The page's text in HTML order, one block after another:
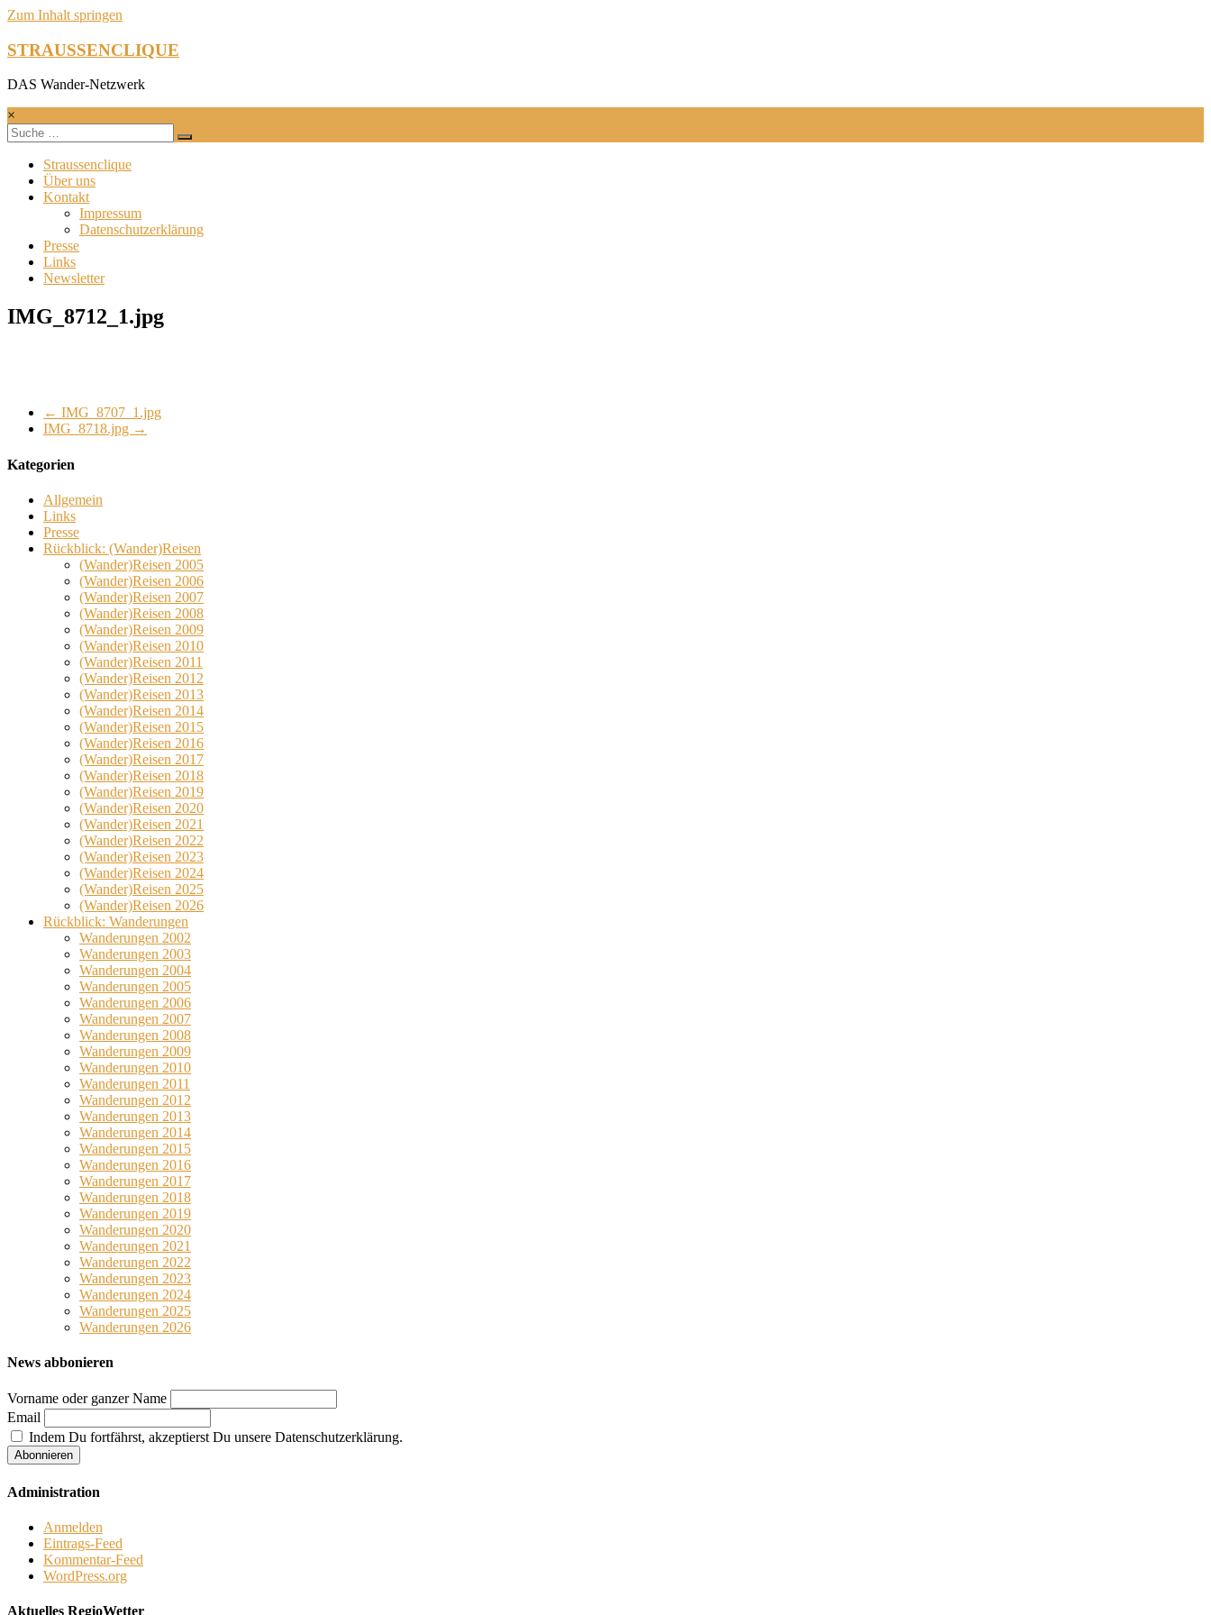
Zum Inhalt springen
STRAUSSENCLIQUE
DAS Wander-Netzwerk
×
Straussenclique
Über uns
Kontakt
Impressum
Datenschutzerklärung
Presse
Links
Newsletter
IMG_8712_1.jpg
← IMG_8707_1.jpg
IMG_8718.jpg →
Kategorien
Allgemein
Links
Presse
Rückblick: (Wander)Reisen
(Wander)Reisen 2005
(Wander)Reisen 2006
(Wander)Reisen 2007
(Wander)Reisen 2008
(Wander)Reisen 2009
(Wander)Reisen 2010
(Wander)Reisen 2011
(Wander)Reisen 2012
(Wander)Reisen 2013
(Wander)Reisen 2014
(Wander)Reisen 2015
(Wander)Reisen 2016
(Wander)Reisen 2017
(Wander)Reisen 2018
(Wander)Reisen 2019
(Wander)Reisen 2020
(Wander)Reisen 2021
(Wander)Reisen 2022
(Wander)Reisen 2023
(Wander)Reisen 2024
(Wander)Reisen 2025
(Wander)Reisen 2026
Rückblick: Wanderungen
Wanderungen 2002
Wanderungen 2003
Wanderungen 2004
Wanderungen 2005
Wanderungen 2006
Wanderungen 2007
Wanderungen 2008
Wanderungen 2009
Wanderungen 2010
Wanderungen 2011
Wanderungen 2012
Wanderungen 2013
Wanderungen 2014
Wanderungen 2015
Wanderungen 2016
Wanderungen 2017
Wanderungen 2018
Wanderungen 2019
Wanderungen 2020
Wanderungen 2021
Wanderungen 2022
Wanderungen 2023
Wanderungen 2024
Wanderungen 2025
Wanderungen 2026
News abbonieren
Vorname oder ganzer Name
Email
Indem Du fortfährst, akzeptierst Du unsere Datenschutzerklärung.
Administration
Anmelden
Eintrags-Feed
Kommentar-Feed
WordPress.org
Aktuelles RegioWetter